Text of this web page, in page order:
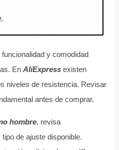
y comodidad
En AliExpressexisten
niveles de resistencia. Revisar
antes de comprar.
hombre, revisa
de ajuste disponible.